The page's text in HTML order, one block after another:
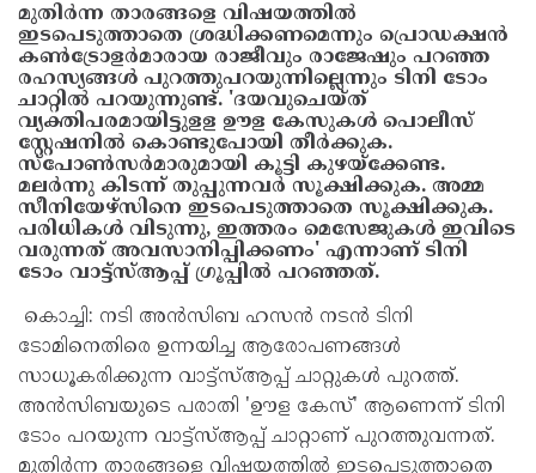
മുതിർന്ന താരങ്ങളെ വിഷയത്തിൽ
ഇടപെടുത്താതെ ശ്രദ്ധിക്കണമെന്നും പ്രൊഡക്ഷൻ
കൺട്രോളർമാരായ രാജീവും രാജേഷും പറഞ്ഞ
രഹസ്യങ്ങൾ പുറത്തുപറയുന്നില്ലെന്നും ടിനി ടോം
ചാറ്റിൽ പറയുന്നുണ്ട്. 'ദയവുചെയ്ത്
വ്യക്തിപരമായിട്ടുളള ഊള കേസുകൾ പൊലീസ്
സ്റ്റേഷനിൽ കൊണ്ടുപോയി തീർക്കുക.
സ്‌പോൺസർമാരുമായി കൂട്ടി കുഴയ്‌ക്കേണ്ട.
മലർന്നു കിടന്ന് തുപ്പുന്നവർ സൂക്ഷിക്കുക. അമ്മ
സീനിയേഴ്‌സിനെ ഇടപെടുത്താതെ സൂക്ഷിക്കുക.
പരിധികൾ വിടുന്നു, ഇത്തരം മെസേജുകൾ ഇവിടെ
വരുന്നത് അവസാനിപ്പിക്കണം' എന്നാണ് ടിനി
ടോം വാട്ട്‌സ്ആപ്പ് ഗ്രൂപ്പിൽ പറഞ്ഞത്.
കൊച്ചി: നടി അൻസിബ ഹസൻ നടൻ ടിനി
ടോമിനെതിരെ ഉന്നയിച്ച ആരോപണങ്ങൾ
സാധൂകരിക്കുന്ന വാട്ട്‌സ്ആപ്പ് ചാറ്റുകൾ പുറത്ത്.
അൻസിബയുടെ പരാതി 'ഊള കേസ്' ആണെന്ന് ടിനി
ടോം പറയുന്ന വാട്ട്‌സ്ആപ്പ് ചാറ്റാണ് പുറത്തുവന്നത്.
മുതിർന്ന താരങ്ങളെ വിഷയത്തിൽ ഇടപെടുത്താതെ